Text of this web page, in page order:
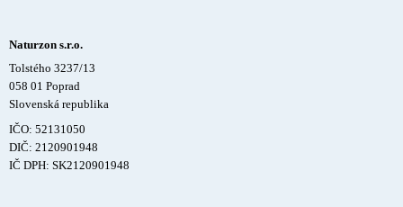
Naturzon s.r.o.
Tolstého 3237/13
058 01 Poprad
Slovenská republika
IČO: 52131050
DIČ: 2120901948
IČ DPH: SK2120901948